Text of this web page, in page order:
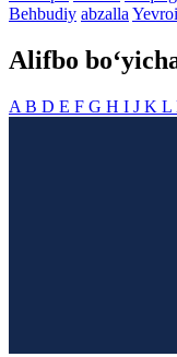
Behbudiy abzalla
Alifbo
A B D E F G H I J K L